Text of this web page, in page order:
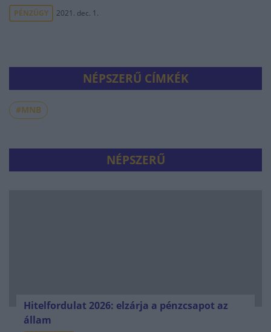
PÉNZÜGY 2021. dec. 1.
NÉPSZERŰ CÍMKÉK
#MNB
NÉPSZERŰ
Hitelfordulat 2026: elzárja a pénzcsapot az
állam